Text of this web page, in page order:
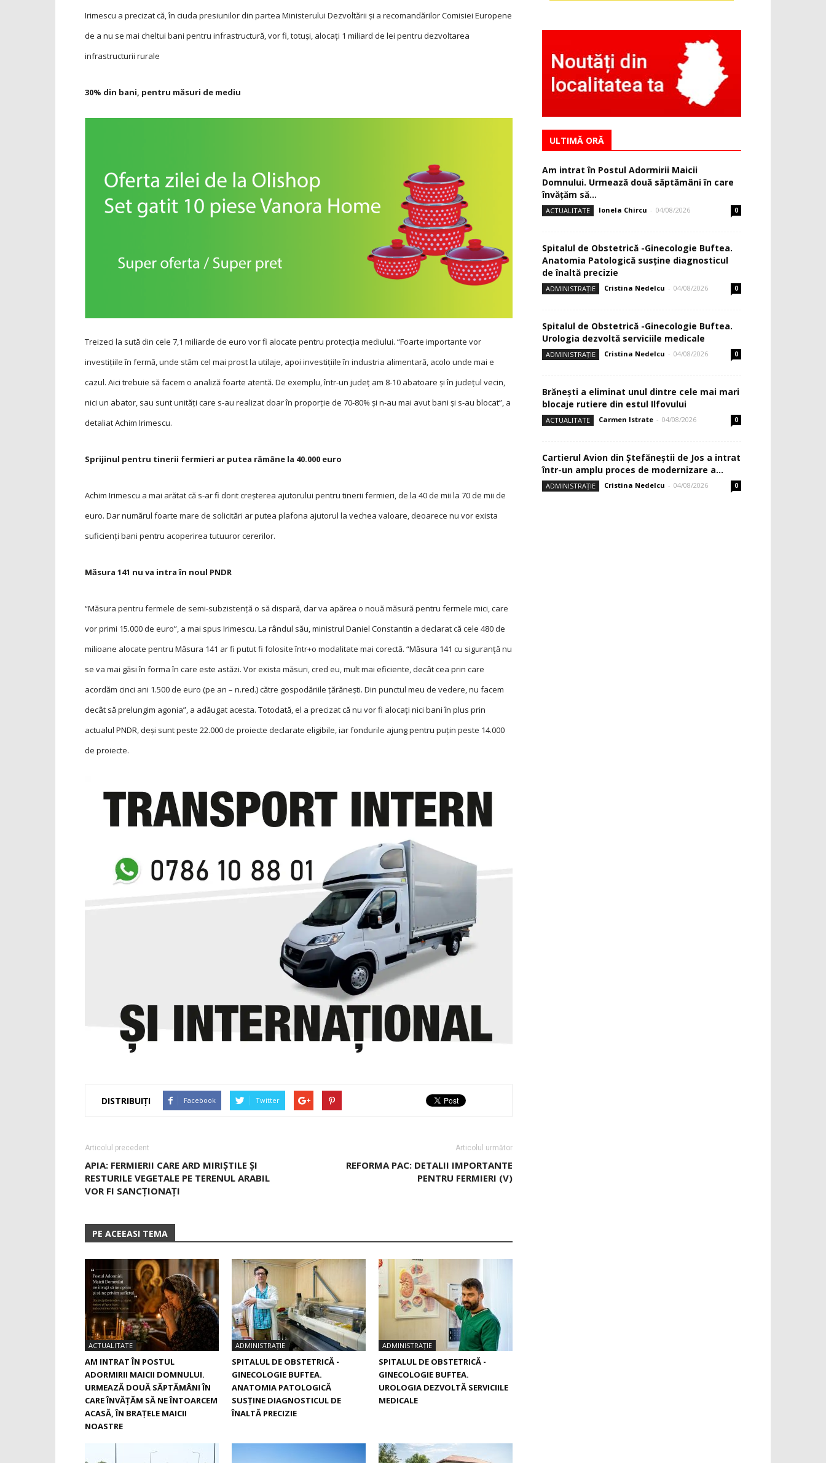
Irimescu a precizat că, în ciuda presiunilor din partea Ministerului Dezvoltării şi a recomandărilor Comisiei Europene
de a nu se mai cheltui bani pentru infrastructură, vor fi, totuşi, alocaţi 1 miliard de lei pentru dezvoltarea
infrastructurii rurale
30% din bani, pentru măsuri de mediu
Treizeci la sută din cele 7,1 miliarde de euro vor fi alocate pentru protecţia mediului. “Foarte importante vor
investiţiile în fermă, unde stăm cel mai prost la utilaje, apoi in­vestiţiile în industria alimentară, acolo unde mai e
cazul. Aici trebuie să facem o analiză foarte atentă. De exemplu, într-un judeţ am 8-10 abatoare şi în judeţul vecin,
nici un abator, sau sunt unităţi care s-au realizat doar în proporţie de 70-80% şi n-au mai avut bani şi s-au blocat”, a
detaliat Achim Irimescu.
Sprijinul pentru tinerii fermieri ar putea rămâne la 40.000 euro
Achim Irimescu a mai arătat că s-ar fi dorit creşterea ajutorului pentru tinerii fermieri, de la 40 de mii la 70 de mii de
euro. Dar numărul foarte mare de solicitări ar putea plafona ajutorul la vechea valoare, deoarece nu vor exista
suficienţi bani pentru acoperirea tutuuror cererilor.
Măsura 141 nu va intra în noul PNDR
“Măsura pentru fermele de semi-subzistenţă o să dispară, dar va apărea o nouă măsură pentru fermele mici, care
vor primi 15.000 de euro”, a mai spus Irimescu. La rândul său, ministrul Daniel Constantin a declarat că cele 480 de
milioane alocate pentru Măsura 141 ar fi putut fi folosite într+o modalitate mai corectă. “Măsura 141 cu siguranţă nu
se va mai găsi în forma în care este astăzi. Vor exista măsuri, cred eu, mult mai eficiente, decât cea prin care
acordăm cinci ani 1.500 de euro (pe an – n.red.) către gospodăriile ţărăneşti. Din punctul meu de vedere, nu facem
decât să prelungim agonia”, a adăugat acesta. Totodată, el a precizat că nu vor fi alocaţi nici bani în plus prin
actualul PNDR, deşi sunt peste 22.000 de proiecte declarate eligibile, iar fondurile ajung pentru puţin peste 14.000
de proiecte.
DISTRIBUIȚI Facebook Twitter
Articolul precedent
APIA: FERMIERII CARE ARD MIRIȘTILE ȘI
RESTURILE VEGETALE PE TERENUL ARABIL
VOR FI SANCŢIONAŢI
Articolul următor
REFORMA PAC: DETALII IMPORTANTE
PENTRU FERMIERI (V)
PE ACEEASI TEMA
ACTUALITATE
AM INTRAT ÎN POSTUL
ADORMIRII MAICII DOMNULUI.
URMEAZĂ DOUĂ SĂPTĂMÂNI ÎN
CARE ÎNVĂŢĂM SĂ NE ÎNTOARCEM
ACASĂ, ÎN BRAŢELE MAICII
NOASTRE
ADMINISTRAȚIE
SPITALUL DE OBSTETRICĂ -
GINECOLOGIE BUFTEA.
ANATOMIA PATOLOGICĂ
SUSŢINE DIAGNOSTICUL DE
ÎNALTĂ PRECIZIE
ADMINISTRAȚIE
SPITALUL DE OBSTETRICĂ -
GINECOLOGIE BUFTEA.
UROLOGIA DEZVOLTĂ SERVICIILE
MEDICALE
ULTIMĂ ORĂ
Am intrat în Postul Adormirii Maicii
Domnului. Urmează două săptămâni în care
învăţăm să...
ACTUALITATE Ionela Chircu - 04/08/2026 0
Spitalul de Obstetrică -Ginecologie Buftea.
Anatomia Patologică susţine diagnosticul
de înaltă precizie
ADMINISTRAȚIE Cristina Nedelcu - 04/08/2026 0
Spitalul de Obstetrică -Ginecologie Buftea.
Urologia dezvoltă serviciile medicale
ADMINISTRAȚIE Cristina Nedelcu - 04/08/2026 0
Brănești a eliminat unul dintre cele mai mari
blocaje rutiere din estul Ilfovului
ACTUALITATE Carmen Istrate - 04/08/2026 0
Cartierul Avion din Ştefăneştii de Jos a intrat
într-un amplu proces de modernizare a...
ADMINISTRAȚIE Cristina Nedelcu - 04/08/2026 0